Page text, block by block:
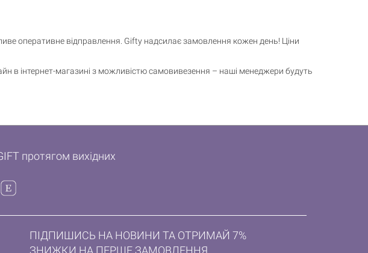
оперативне відправлення. Gifty надсилає замовлення кожен день! Ціни
в інтернет-магазині з можливістю самовивезення – наші менеджери будуть
протягом вихідних
ПІДПИШИСЬ НА НОВИНИ ТА ОТРИМАЙ 7%
ЗНИЖКИ НА ПЕРШЕ ЗАМОВЛЕННЯ